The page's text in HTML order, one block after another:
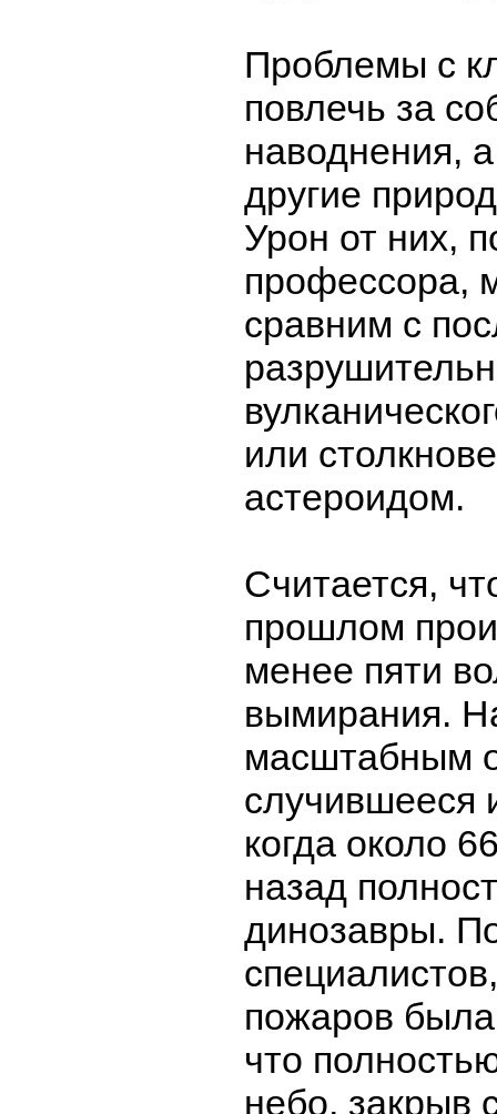
Проблемы с
повлечь за
наводнения,
другие
Урон от них,
профессора,
сравним с
или
астероидом.
Считается,
прошлом
менее пяти
вымирания.
масштабным
случившееся
когда около
назад
динозавры.
пожаров
что
небо, закрыв